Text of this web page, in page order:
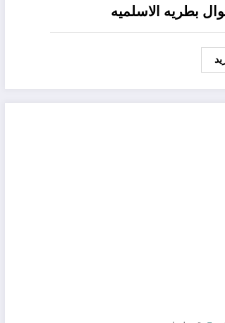
بطريه الاسلميه